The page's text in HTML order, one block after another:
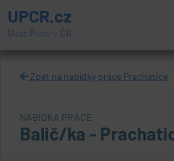
UPCR.cz
U kaž Práci v ČR
Zpět na nabídky práce Prachatice
NABÍDKA PRÁCE
Balič/ka -